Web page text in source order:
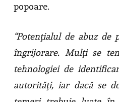
popoare.
“Potenţialul de abuz de
îngrijorare. Mulţi se
tehnologiei de
autorităţi, iar dacă se